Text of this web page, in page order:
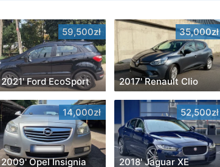
59,500zł
2021' Ford EcoSport
35,000zł
2017' Renault Clio
14,000zł
2009' Opel Insignia
52,500zł
2018' Jaguar XE